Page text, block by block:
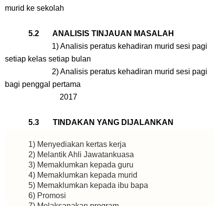
murid ke sekolah
5.2 ANALISIS TINJAUAN MASALAH
1) Analisis peratus kehadiran murid sesi pagi
setiap kelas setiap bulan
2) Analisis peratus kehadiran murid sesi pagi
bagi penggal pertama
2017
5.3 TINDAKAN YANG DIJALANKAN
1) Menyediakan kertas kerja
2) Melantik Ahli Jawatankuasa
3) Memaklumkan kepada guru
4) Memaklumkan kepada murid
5) Memaklumkan kepada ibu bapa
6) Promosi